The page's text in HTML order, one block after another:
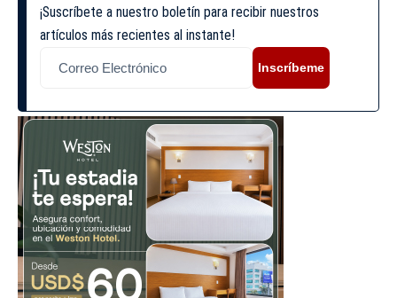
¡Suscríbete a nuestro boletín para recibir nuestros
artículos más recientes al instante!
Inscríbeme